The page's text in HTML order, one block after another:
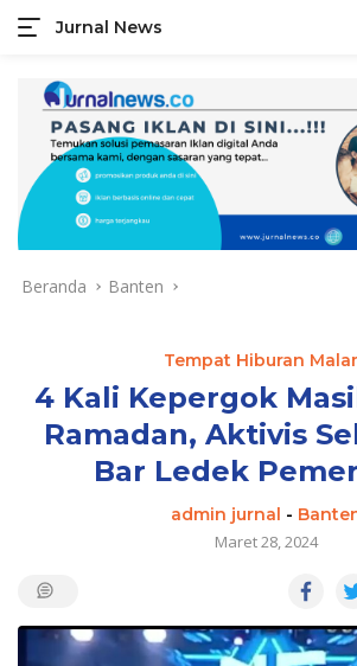
konten
Jurnal News
Jendela
Rakyat
Beranda Banten
Tempat Hiburan
4 Kali Kepergok
Ramadan, Aktivis
Bar Ledek
admin jurnal -
Maret 28, 2024